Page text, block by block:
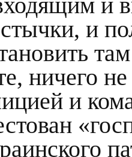
и
и
ничего
и